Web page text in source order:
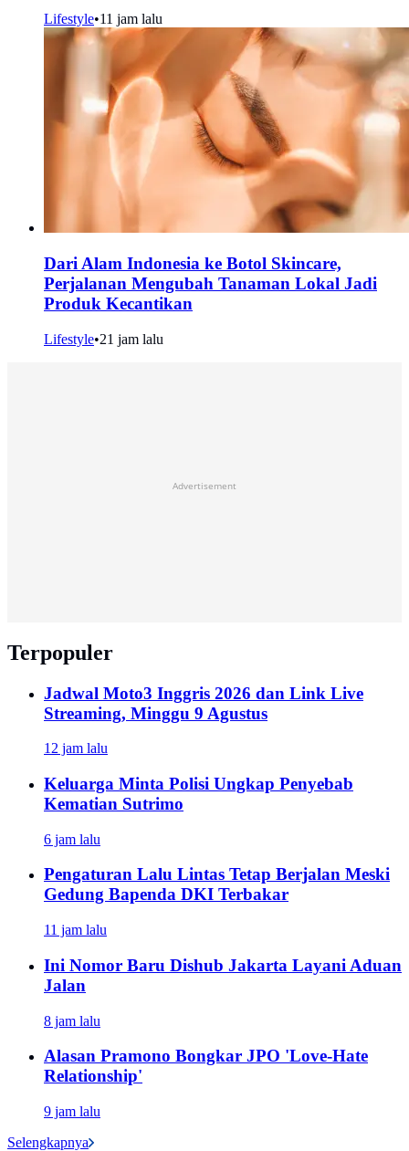
Lifestyle•11 jam lalu
Dari Alam Indonesia ke Botol Skincare,
Perjalanan Mengubah Tanaman Lokal Jadi
Produk Kecantikan
Lifestyle•21 jam lalu
Advertisement
Terpopuler
Jadwal Moto3 Inggris 2026 dan Link Live
Streaming, Minggu 9 Agustus
12 jam lalu
Keluarga Minta Polisi Ungkap Penyebab
Kematian Sutrimo
6 jam lalu
Pengaturan Lalu Lintas Tetap Berjalan Meski
Gedung Bapenda DKI Terbakar
11 jam lalu
Ini Nomor Baru Dishub Jakarta Layani Aduan
Jalan
8 jam lalu
Alasan Pramono Bongkar JPO 'Love-Hate
Relationship'
9 jam lalu
Selengkapnya